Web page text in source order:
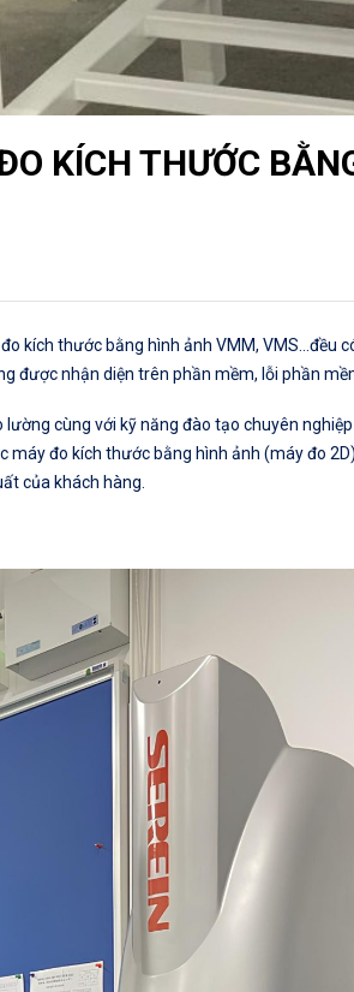
KÍCH THƯỚC
kích thước bằng hình ảnh VMM, VMS…đều
được nhận diện trên phần mềm, lỗi phần
cùng với kỹ năng đào tạo chuyên
máy đo kích thước bằng hình ảnh (máy đo
của khách hàng.